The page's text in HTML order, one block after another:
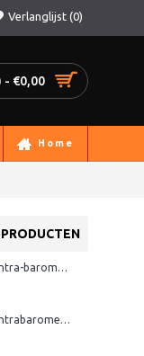
Verlanglijst (0)
- €0,00
Home
Plexiglas contra-barometer met glas, rood
Plexiglas contrabarometer met glas ervoor